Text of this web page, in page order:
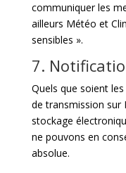
communiquer les
ailleurs Météo et
sensibles ».
7.
Quels que soient
de transmission sur
stockage
ne pouvons en
absolue.